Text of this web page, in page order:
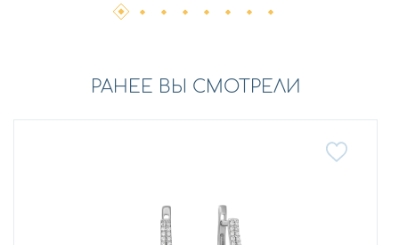
РАНЕЕ ВЫ СМОТРЕЛИ